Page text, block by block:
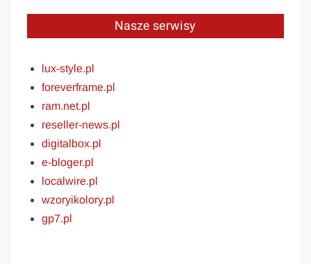
Nasze serwisy
lux-style.pl
foreverframe.pl
ram.net.pl
reseller-news.pl
digitalbox.pl
e-bloger.pl
localwire.pl
wzoryikolory.pl
gp7.pl